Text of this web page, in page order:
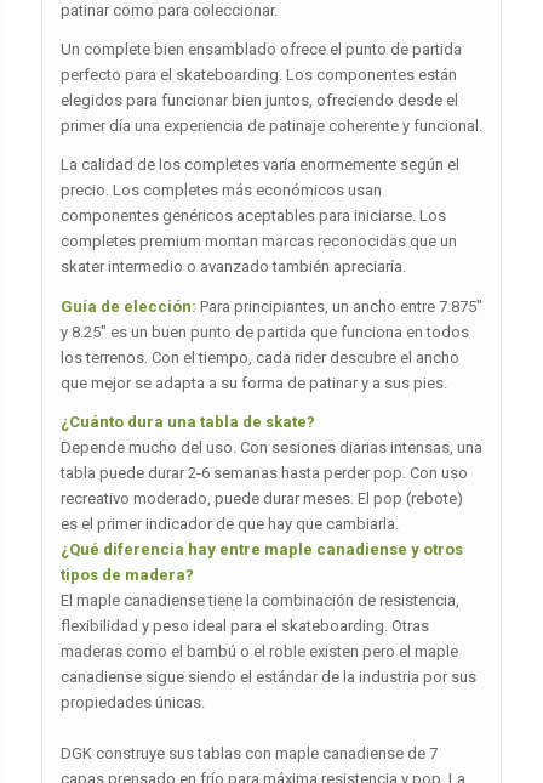
patinar como para coleccionar.
Un complete bien ensamblado ofrece el punto de partida
perfecto para el skateboarding. Los componentes están
elegidos para funcionar bien juntos, ofreciendo desde el
primer día una experiencia de patinaje coherente y funcional.
La calidad de los completes varía enormemente según el
precio. Los completes más económicos usan
componentes genéricos aceptables para iniciarse. Los
completes premium montan marcas reconocidas que un
skater intermedio o avanzado también apreciaría.
Guía de elección: Para principiantes, un ancho entre 7.875″
y 8.25″ es un buen punto de partida que funciona en todos
los terrenos. Con el tiempo, cada rider descubre el ancho
que mejor se adapta a su forma de patinar y a sus pies.
¿Cuánto dura una tabla de skate?
Depende mucho del uso. Con sesiones diarias intensas, una
tabla puede durar 2-6 semanas hasta perder pop. Con uso
recreativo moderado, puede durar meses. El pop (rebote)
es el primer indicador de que hay que cambiarla.
¿Qué diferencia hay entre maple canadiense y otros
tipos de madera?
El maple canadiense tiene la combinación de resistencia,
flexibilidad y peso ideal para el skateboarding. Otras
maderas como el bambú o el roble existen pero el maple
canadiense sigue siendo el estándar de la industria por sus
propiedades únicas.
DGK construye sus tablas con maple canadiense de 7
capas prensado en frío para máxima resistencia y pop. La